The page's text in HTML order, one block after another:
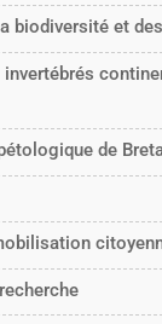
biodiversité et
de